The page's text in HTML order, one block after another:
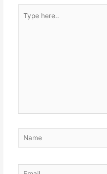
here..
Name
Email